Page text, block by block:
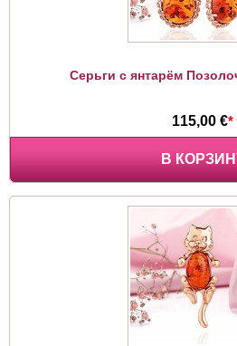
Серьги с янтарём
115,00 €*
В